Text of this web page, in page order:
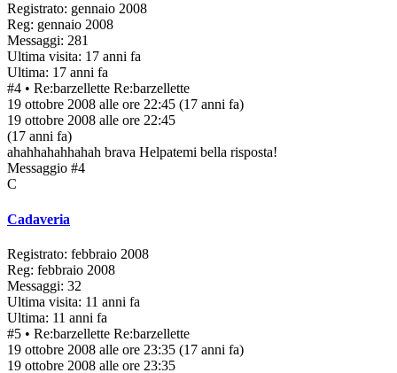
Registrato: gennaio 2008
Reg: gennaio 2008
Messaggi: 281
Ultima visita: 17 anni fa
Ultima: 17 anni fa
#4 • Re:barzellette Re:barzellette
19 ottobre 2008 alle ore 22:45 (17 anni fa)
19 ottobre 2008 alle ore 22:45
(17 anni fa)
ahahhahahhahah brava Helpatemi bella risposta!
Messaggio #4
C
Cadaveria
Registrato: febbraio 2008
Reg: febbraio 2008
Messaggi: 32
Ultima visita: 11 anni fa
Ultima: 11 anni fa
#5 • Re:barzellette Re:barzellette
19 ottobre 2008 alle ore 23:35 (17 anni fa)
19 ottobre 2008 alle ore 23:35